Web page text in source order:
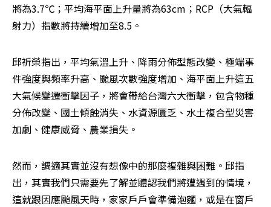
將為3.7℃；平均海平面上升量將為63cm；RCP（大氣輻
射力）指數將持續增加至8.5。
邱祈榮指出，平均氣溫上升、降雨分佈型態改變、極端事
件強度與頻率升高、颱風次數強度增加、海平面上升這五
大氣候變遷衝擊因子，將會帶給台灣六大衝擊，包含物種
分佈改變、國土傾蝕消失、水資源匱乏、水土複合型災害
加劇、健康威脅、農業損失。
然而，調適其實並沒有想像中的那麼複雜與困難。邱指
出，其實我們只需要先了解並體認我們將遭遇到的情境，
這就跟因應颱風天時，家家戶戶會準備泡麵，或是在窗戶